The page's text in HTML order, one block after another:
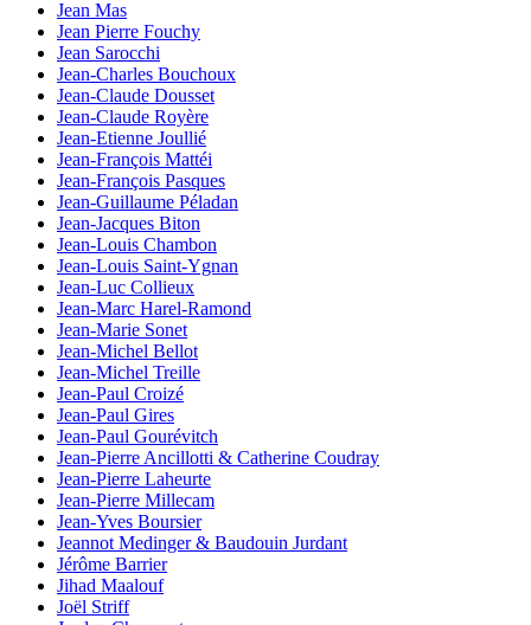
Jean Mas
Jean Pierre Fouchy
Jean Sarocchi
Jean-Charles Bouchoux
Jean-Claude Dousset
Jean-Claude Royère
Jean-Etienne Joullié
Jean-François Mattéi
Jean-François Pasques
Jean-Guillaume Péladan
Jean-Jacques Biton
Jean-Louis Chambon
Jean-Louis Saint-Ygnan
Jean-Luc Collieux
Jean-Marc Harel-Ramond
Jean-Marie Sonet
Jean-Michel Bellot
Jean-Michel Treille
Jean-Paul Croizé
Jean-Paul Gires
Jean-Paul Gourévitch
Jean-Pierre Ancillotti & Catherine Coudray
Jean-Pierre Laheurte
Jean-Pierre Millecam
Jean-Yves Boursier
Jeannot Medinger & Baudouin Jurdant
Jérôme Barrier
Jihad Maalouf
Joël Striff